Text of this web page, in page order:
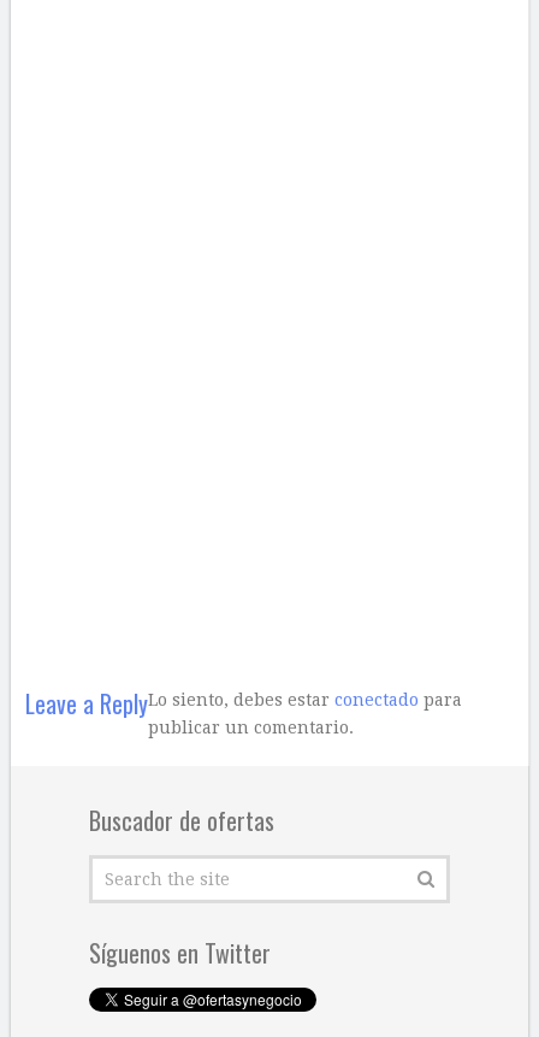
Leave a ReplyLo siento, debes estar conectado para
publicar un comentario.
Buscador de ofertas
Síguenos en Twitter